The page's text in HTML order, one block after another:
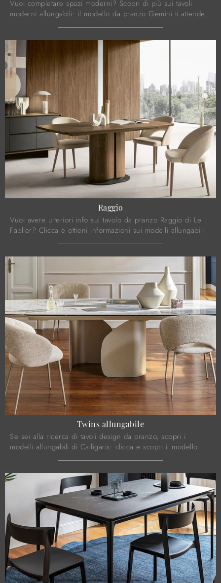
Vuoi completare spazi moderni? Scopri di più sui tavoli
moderni allungabili: il modello da pranzo Gemini ti attende.
Raggio
Vuoi avere ulteriori info sul tavolo da pranzo Raggio di Le
Fablier? Clicca e ottieni informazioni sui modelli allungabili
Twins allungabile
Se sei alla ricerca di tavoli design da pranzo, scopri i
modelli allungabili di Calligaris: clicca e scopri il modello